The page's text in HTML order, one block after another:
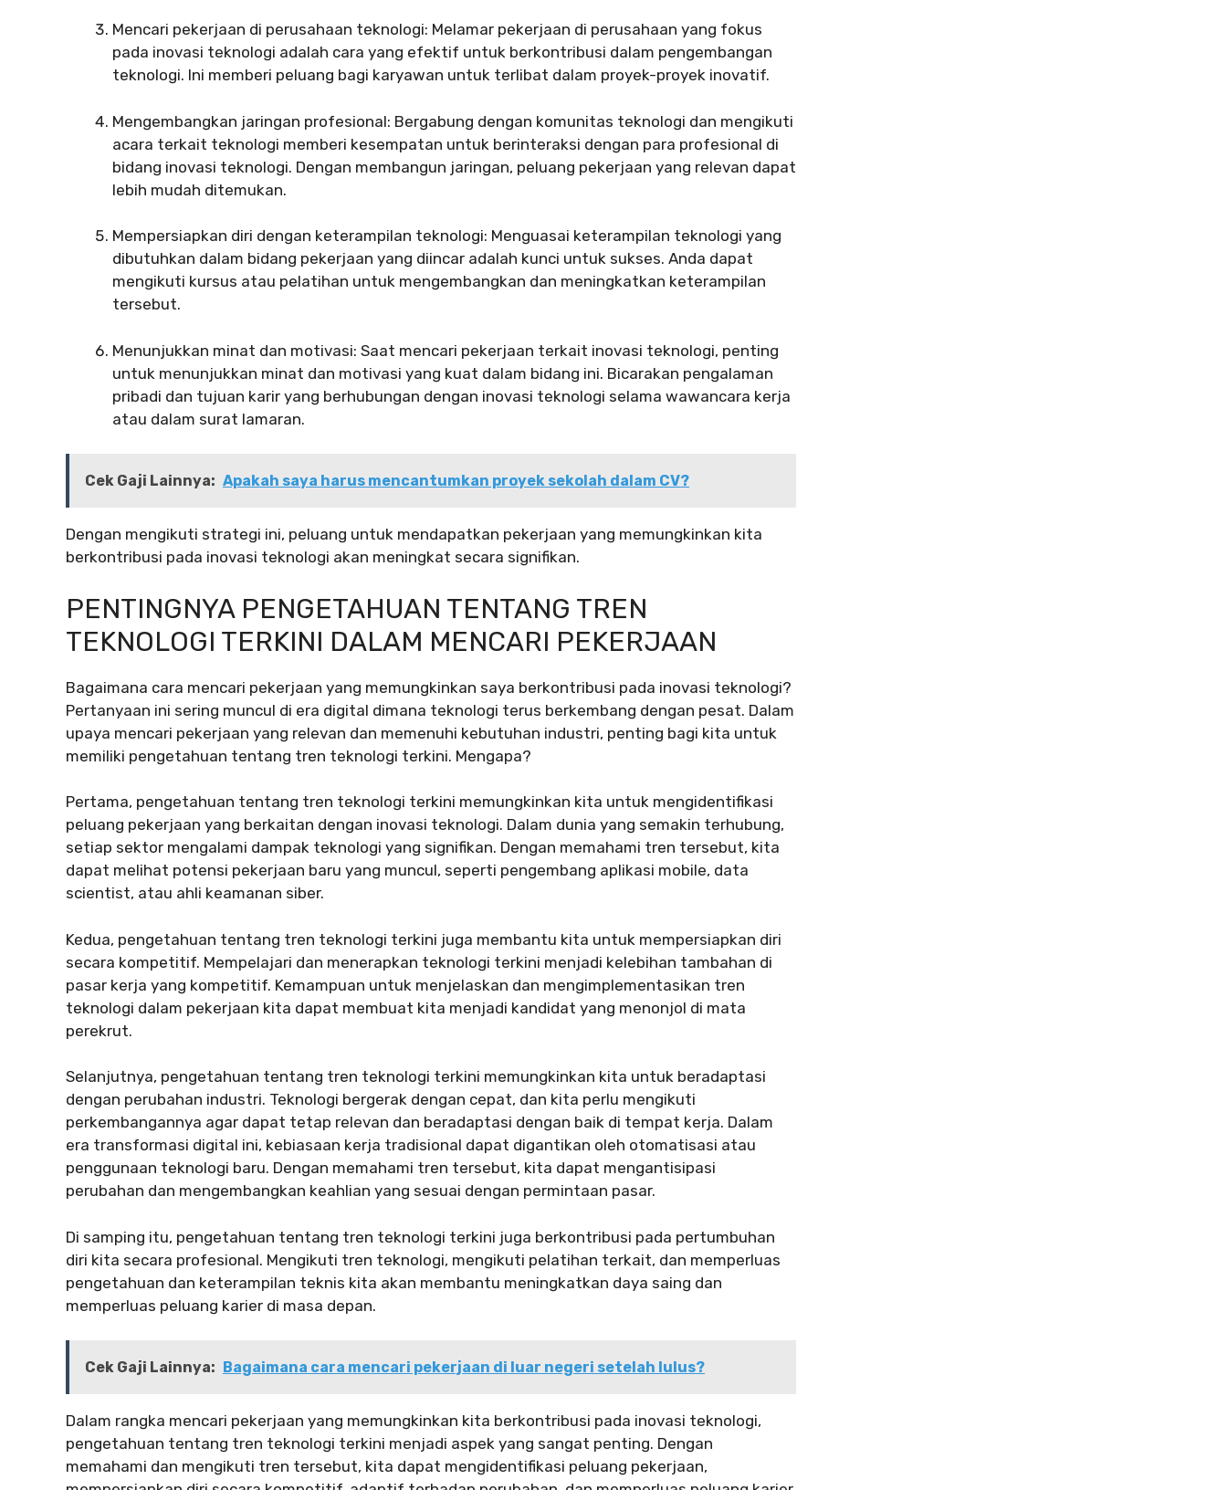
Mencari pekerjaan di perusahaan teknologi: Melamar pekerjaan di perusahaan yang fokus
pada inovasi teknologi adalah cara yang efektif untuk berkontribusi dalam pengembangan
teknologi. Ini memberi peluang bagi karyawan untuk terlibat dalam proyek-proyek inovatif.
Mengembangkan jaringan profesional: Bergabung dengan komunitas teknologi dan mengikuti
acara terkait teknologi memberi kesempatan untuk berinteraksi dengan para profesional di
bidang inovasi teknologi. Dengan membangun jaringan, peluang pekerjaan yang relevan dapat
lebih mudah ditemukan.
Mempersiapkan diri dengan keterampilan teknologi: Menguasai keterampilan teknologi yang
dibutuhkan dalam bidang pekerjaan yang diincar adalah kunci untuk sukses. Anda dapat
mengikuti kursus atau pelatihan untuk mengembangkan dan meningkatkan keterampilan
tersebut.
Menunjukkan minat dan motivasi: Saat mencari pekerjaan terkait inovasi teknologi, penting
untuk menunjukkan minat dan motivasi yang kuat dalam bidang ini. Bicarakan pengalaman
pribadi dan tujuan karir yang berhubungan dengan inovasi teknologi selama wawancara kerja
atau dalam surat lamaran.
Cek Gaji Lainnya: Apakah saya harus mencantumkan proyek sekolah dalam CV?
Dengan mengikuti strategi ini, peluang untuk mendapatkan pekerjaan yang memungkinkan kita
berkontribusi pada inovasi teknologi akan meningkat secara signifikan.
PENTINGNYA PENGETAHUAN TENTANG TREN
TEKNOLOGI TERKINI DALAM MENCARI PEKERJAAN
Bagaimana cara mencari pekerjaan yang memungkinkan saya berkontribusi pada inovasi teknologi?
Pertanyaan ini sering muncul di era digital dimana teknologi terus berkembang dengan pesat. Dalam
upaya mencari pekerjaan yang relevan dan memenuhi kebutuhan industri, penting bagi kita untuk
memiliki pengetahuan tentang tren teknologi terkini. Mengapa?
Pertama, pengetahuan tentang tren teknologi terkini memungkinkan kita untuk mengidentifikasi
peluang pekerjaan yang berkaitan dengan inovasi teknologi. Dalam dunia yang semakin terhubung,
setiap sektor mengalami dampak teknologi yang signifikan. Dengan memahami tren tersebut, kita
dapat melihat potensi pekerjaan baru yang muncul, seperti pengembang aplikasi mobile, data
scientist, atau ahli keamanan siber.
Kedua, pengetahuan tentang tren teknologi terkini juga membantu kita untuk mempersiapkan diri
secara kompetitif. Mempelajari dan menerapkan teknologi terkini menjadi kelebihan tambahan di
pasar kerja yang kompetitif. Kemampuan untuk menjelaskan dan mengimplementasikan tren
teknologi dalam pekerjaan kita dapat membuat kita menjadi kandidat yang menonjol di mata
perekrut.
Selanjutnya, pengetahuan tentang tren teknologi terkini memungkinkan kita untuk beradaptasi
dengan perubahan industri. Teknologi bergerak dengan cepat, dan kita perlu mengikuti
perkembangannya agar dapat tetap relevan dan beradaptasi dengan baik di tempat kerja. Dalam
era transformasi digital ini, kebiasaan kerja tradisional dapat digantikan oleh otomatisasi atau
penggunaan teknologi baru. Dengan memahami tren tersebut, kita dapat mengantisipasi
perubahan dan mengembangkan keahlian yang sesuai dengan permintaan pasar.
Di samping itu, pengetahuan tentang tren teknologi terkini juga berkontribusi pada pertumbuhan
diri kita secara profesional. Mengikuti tren teknologi, mengikuti pelatihan terkait, dan memperluas
pengetahuan dan keterampilan teknis kita akan membantu meningkatkan daya saing dan
memperluas peluang karier di masa depan.
Cek Gaji Lainnya: Bagaimana cara mencari pekerjaan di luar negeri setelah lulus?
Dalam rangka mencari pekerjaan yang memungkinkan kita berkontribusi pada inovasi teknologi,
pengetahuan tentang tren teknologi terkini menjadi aspek yang sangat penting. Dengan
memahami dan mengikuti tren tersebut, kita dapat mengidentifikasi peluang pekerjaan,